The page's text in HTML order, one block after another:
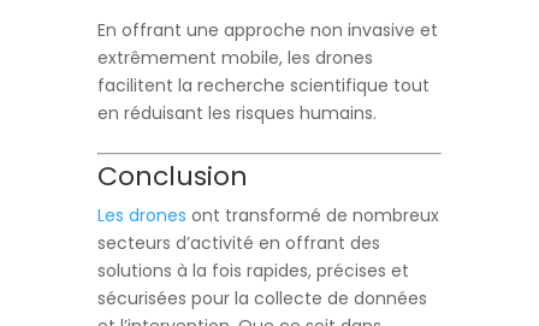
En offrant une approche non invasive et
extrêmement mobile, les drones
facilitent la recherche scientifique tout
en réduisant les risques humains.
Conclusion
Les drones ont transformé de nombreux
secteurs d’activité en offrant des
solutions à la fois rapides, précises et
sécurisées pour la collecte de données